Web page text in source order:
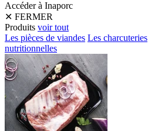
Accéder à Inaporc
✕ FERMER
Produits voir tout
Les pièces de viandes Les charcuteries
nutritionnelles